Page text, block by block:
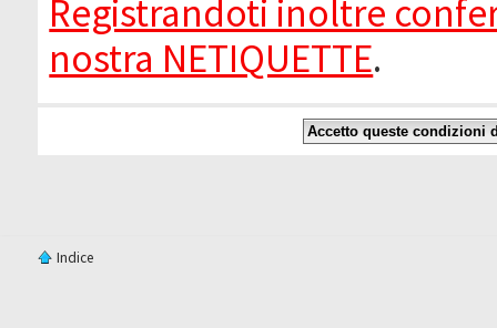
Registrandoti inoltre
nostra NETIQUETTE.
Indice